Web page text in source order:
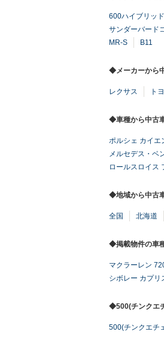
600ハイブリッド
サンダーバード
MR-S
B11
◆メーカーから
レクサス ト
◆車種から中古
ポルシェ カイエ
メルセデス・ベ
ロールスロイス
◆地域から中古
全国 北海道
◆掲載物件の車
マクラーレン
シボレー カプリ
◆500(チンクエ
500(チンクエチ